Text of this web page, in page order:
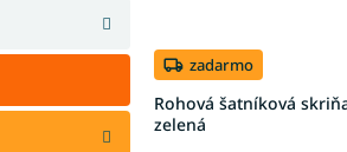
zadarmo
Rohová šatníková
zelená